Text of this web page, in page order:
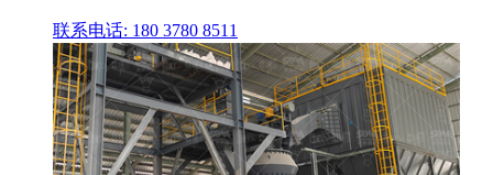
联系电话: 180 3780 8511